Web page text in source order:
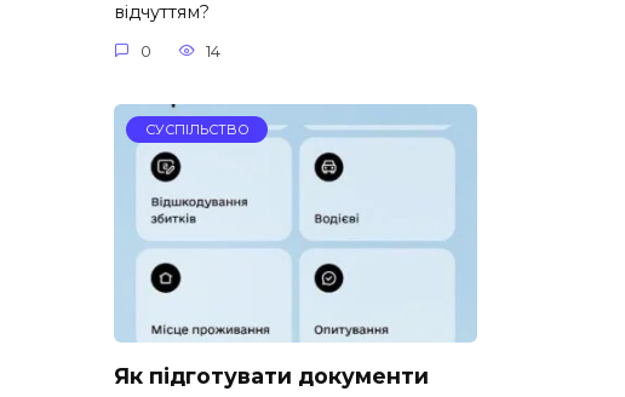
відчуттям?
0 14
СУСПІЛЬСТВО
Як підготувати документи